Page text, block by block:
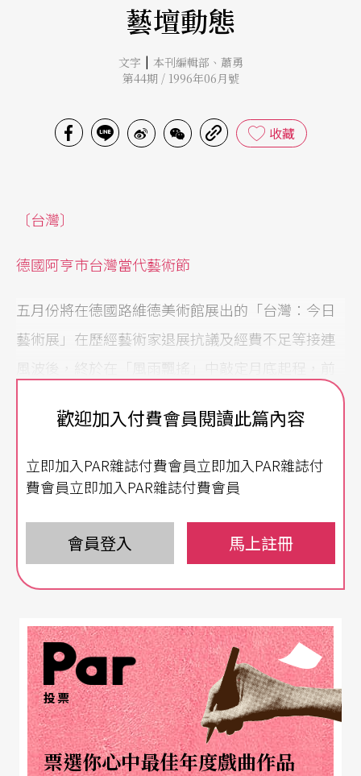
藝壇動態
文字 | 本刊編輯部 、 蕭勇
第44期 / 1996年06月號
收藏
〔台灣〕
德國阿亨市台灣當代藝術節
五月份將在德國路維德美術館展出的「台灣：今日
藝術展」在歷經藝術家退展抗議及經費不足等接連
風波後，終於在「風雨飄搖」中敲定月底起程，前
「台灣當代藝術節」，也是台灣當代藝術首度大規
模登陸德國。
美術部分參展的藝術家爲侯俊明、黃進河、王爲河
等十—位藝術家。
同時七月至九月，當代傳奇劇場、太古踏舞團、台
續前往演出。導演李安的電影《喜囍宴》，亦將配
合藝術節的舉辦在當地放映。
（編輯室）
〔澳洲〕
歡迎加入付費會員閱讀此篇內容
立即加入PAR雜誌付費會員立即加入PAR雜誌付
費會員立即加入PAR雜誌付費會員
會員登入 馬上註冊
投票
票選你心中最佳年度戲曲作品